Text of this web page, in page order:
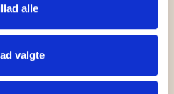
alle
valgte